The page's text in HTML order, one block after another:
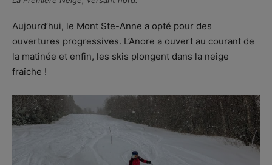
Aujourd’hui, le Mont Ste-Anne a opté pour des
ouvertures progressives. L’Anore a ouvert au courant de
la matinée et enfin, les skis plongent dans la neige
fraîche !